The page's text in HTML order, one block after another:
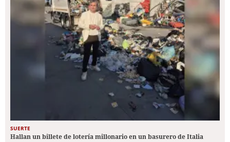
SUERTE
Hallan un billete de lotería millonario en un basurero de Italia